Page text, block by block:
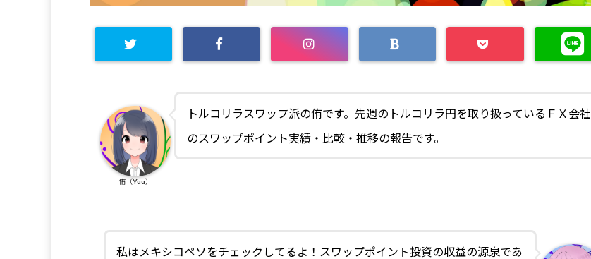
トルコリラスワップ派の侑です。先週のトルコリラ円を取り扱っているＦＸ会社
のスワップポイント実績・比較・推移の報告です。
侑（Yuu）
私はメキシコペソをチェックしてるよ！スワップポイント投資の収益の源泉であ